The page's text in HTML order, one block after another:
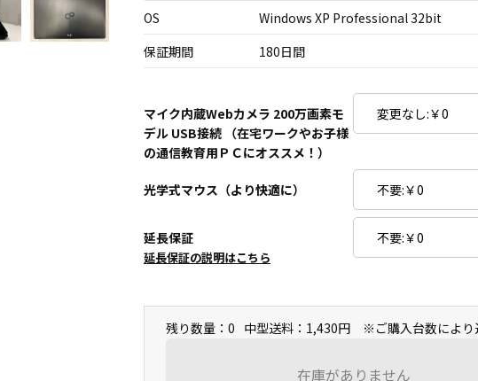
OS
Windows XP Professional 32bit
保証期間
180日間
マイク内蔵Webカメラ 200万画素モ
デル USB接続 （在宅ワークやお子様
の通信教育用ＰＣにオススメ！）
光学式マウス（より快適に）
延長保証
延長保証の説明はこちら
残り数量：0 中型送料：1,430円 ※ご購入台数により
在庫がありません